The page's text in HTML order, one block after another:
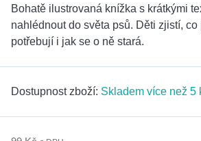
Bohatě ilustrovaná knížka s krátkými
nahlédnout do světa psů. Děti zjistí, co
potřebují i jak se o ně stará.
Dostupnost zboží: Skladem více než 5